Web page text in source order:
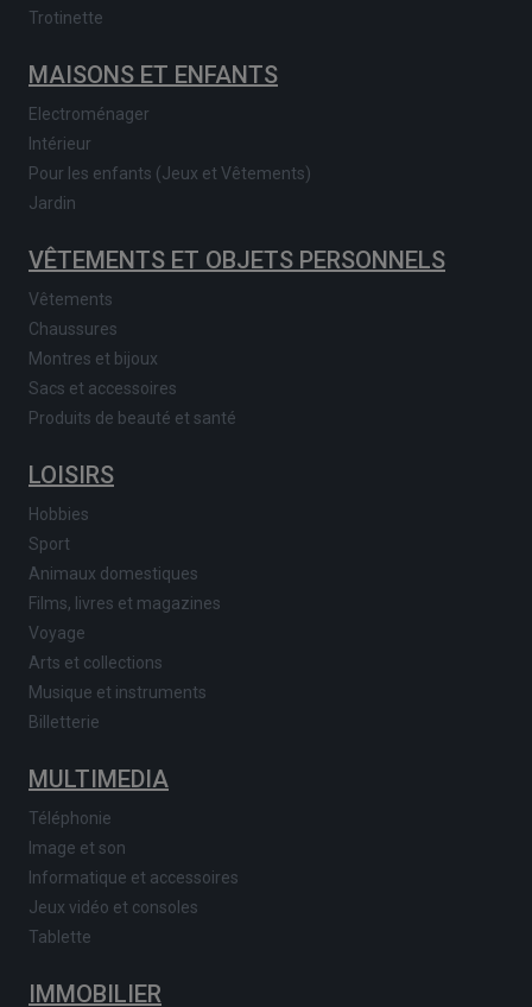
Trotinette
MAISONS ET ENFANTS
Electroménager
Intérieur
Pour les enfants (Jeux et Vêtements)
Jardin
VÊTEMENTS ET OBJETS PERSONNELS
Vêtements
Chaussures
Montres et bijoux
Sacs et accessoires
Produits de beauté et santé
LOISIRS
Hobbies
Sport
Animaux domestiques
Films, livres et magazines
Voyage
Arts et collections
Musique et instruments
Billetterie
MULTIMEDIA
Téléphonie
Image et son
Informatique et accessoires
Jeux vidéo et consoles
Tablette
IMMOBILIER